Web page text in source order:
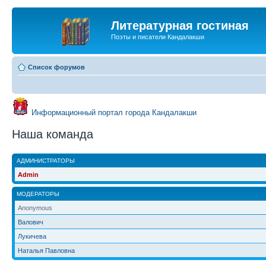
Литературная гостиная
Поэты и писатели Кандалакши
Список форумов
Информационный портал города Кандалакши
Наша команда
АДМИНИСТРАТОРЫ
Admin
МОДЕРАТОРЫ
Anonymous
Валович
Лукичева
Наталья Павловна